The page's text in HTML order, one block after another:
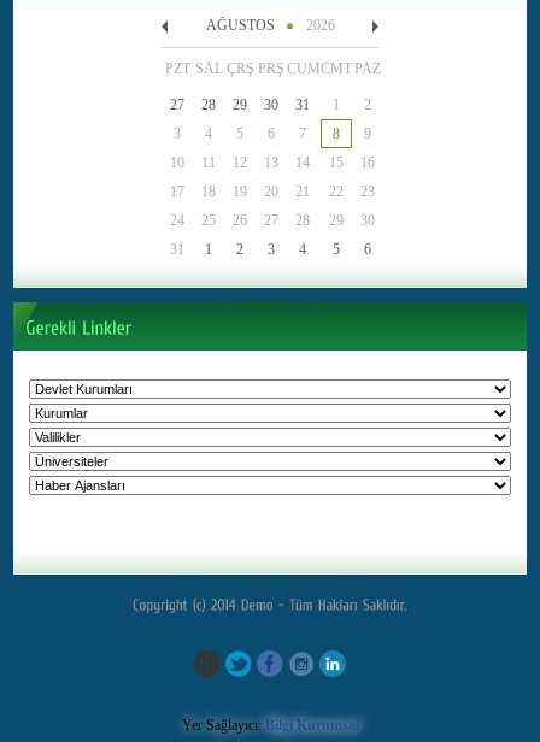
Yer Sağlayıcı: Bilgi Kurumsal